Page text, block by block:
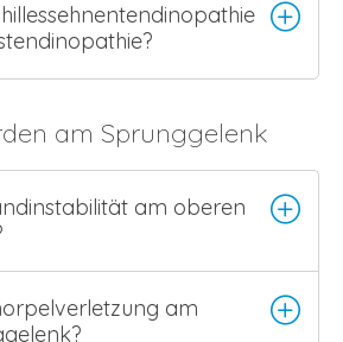
am Sprunggelenk
am oberen
am